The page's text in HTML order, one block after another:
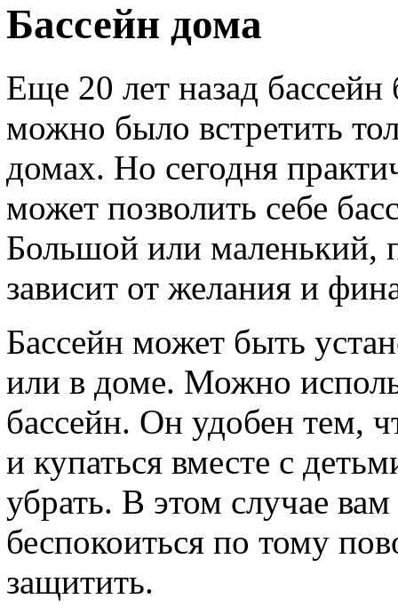
Бассейн дома
Еще 20 лет назад
можно было встретить
домах. Но сегодня
может позволить себе
Большой или маленький,
зависит от желания и
Бассейн может быть
или в доме. Можно
бассейн. Он удобен тем,
и купаться вместе с
убрать. В этом случае
беспокоиться по тому
защитить.